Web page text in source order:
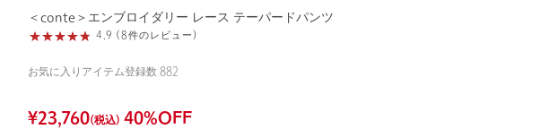
＜conte＞エンブロイダリー レース テーパードパンツ
4.9 (8件のレビュー)
お気に入りアイテム登録数 882
¥23,760(税込) 40%OFF